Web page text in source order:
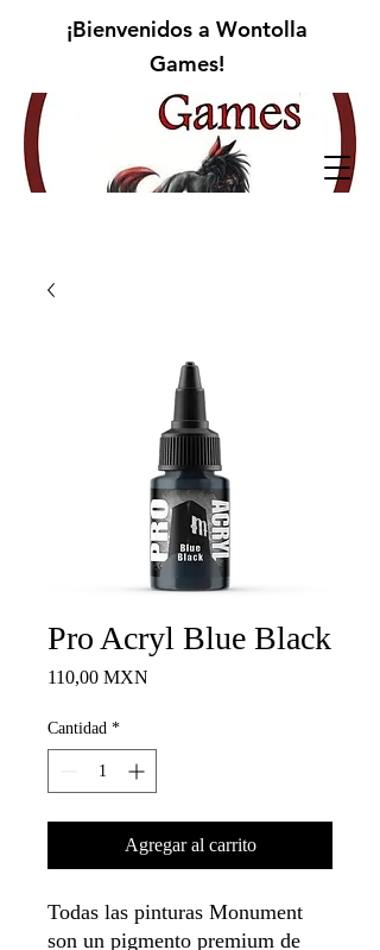
¡Bienvenidos a Wontolla
Games!
Pro Acryl Blue Black
110,00 MXN
Cantidad *
Agregar al carrito
Todas las pinturas Monument
son un pigmento premium de